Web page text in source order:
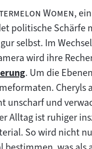
Women",
politische Schärfe
selbst. Im
wird ihre
. Um die
Cheryls
unscharf und
Alltag ist ruhiger
So wird nicht